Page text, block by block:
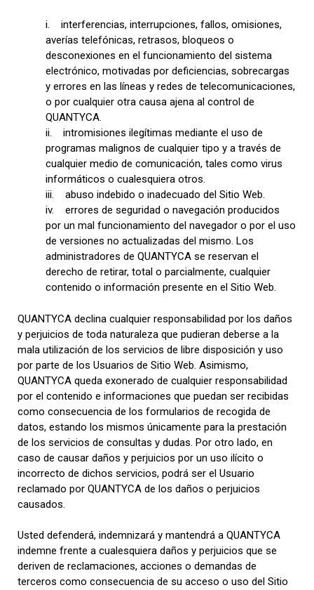
i. interferencias, interrupciones, fallos, omisiones,
averías telefónicas, retrasos, bloqueos o
desconexiones en el funcionamiento del sistema
electrónico, motivadas por deficiencias, sobrecargas
y errores en las líneas y redes de telecomunicaciones,
o por cualquier otra causa ajena al control de
QUANTYCA.
ii. intromisiones ilegítimas mediante el uso de
programas malignos de cualquier tipo y a través de
cualquier medio de comunicación, tales como virus
informáticos o cualesquiera otros.
iii. abuso indebido o inadecuado del Sitio Web.
iv. errores de seguridad o navegación producidos
por un mal funcionamiento del navegador o por el uso
de versiones no actualizadas del mismo. Los
administradores de QUANTYCA se reservan el
derecho de retirar, total o parcialmente, cualquier
contenido o información presente en el Sitio Web.
QUANTYCA declina cualquier responsabilidad por los daños
y perjuicios de toda naturaleza que pudieran deberse a la
mala utilización de los servicios de libre disposición y uso
por parte de los Usuarios de Sitio Web. Asimismo,
QUANTYCA queda exonerado de cualquier responsabilidad
por el contenido e informaciones que puedan ser recibidas
como consecuencia de los formularios de recogida de
datos, estando los mismos únicamente para la prestación
de los servicios de consultas y dudas. Por otro lado, en
caso de causar daños y perjuicios por un uso ilícito o
incorrecto de dichos servicios, podrá ser el Usuario
reclamado por QUANTYCA de los daños o perjuicios
causados.
Usted defenderá, indemnizará y mantendrá a QUANTYCA
indemne frente a cualesquiera daños y perjuicios que se
deriven de reclamaciones, acciones o demandas de
terceros como consecuencia de su acceso o uso del Sitio